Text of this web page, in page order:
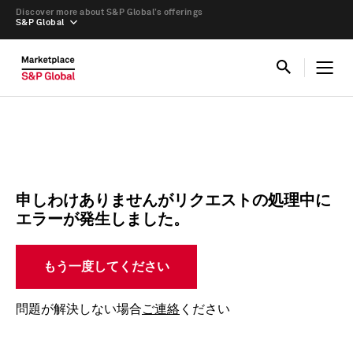
S&P Global
Discover more about S&P Global’s offerings
申しわけありませんがリクエストの処理中に
エラーが発生しました。
もう一度してください
問題が解決しない場合ご連絡 ください